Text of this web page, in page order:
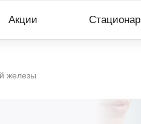
Акции Стационар
железы